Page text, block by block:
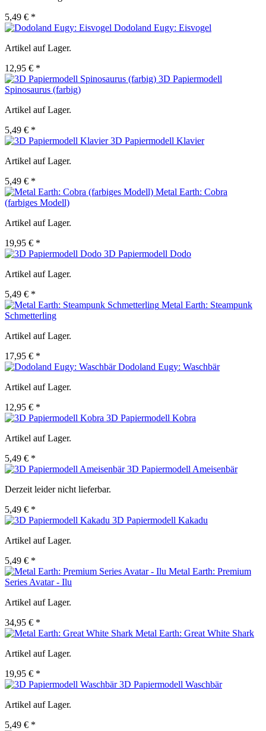
5,49 € *
Dodoland Eugy: Eisvogel
Artikel auf Lager.
12,95 € *
3D Papiermodell
Spinosaurus (farbig)
Artikel auf Lager.
5,49 € *
3D Papiermodell Klavier
Artikel auf Lager.
5,49 € *
Metal Earth: Cobra
(farbiges Modell)
Artikel auf Lager.
19,95 € *
3D Papiermodell Dodo
Artikel auf Lager.
5,49 € *
Metal Earth: Steampunk
Schmetterling
Artikel auf Lager.
17,95 € *
Dodoland Eugy: Waschbär
Artikel auf Lager.
12,95 € *
3D Papiermodell Kobra
Artikel auf Lager.
5,49 € *
3D Papiermodell Ameisenbär
Derzeit leider nicht lieferbar.
5,49 € *
3D Papiermodell Kakadu
Artikel auf Lager.
5,49 € *
Metal Earth: Premium
Series Avatar - Ilu
Artikel auf Lager.
34,95 € *
Metal Earth: Great White Shark
Artikel auf Lager.
19,95 € *
3D Papiermodell Waschbär
Artikel auf Lager.
5,49 € *